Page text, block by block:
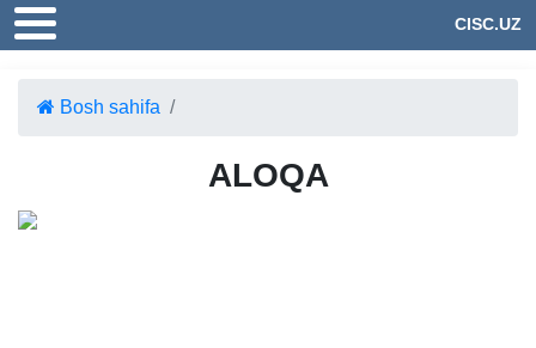
CISC.UZ
Bosh sahifa
ALOQA